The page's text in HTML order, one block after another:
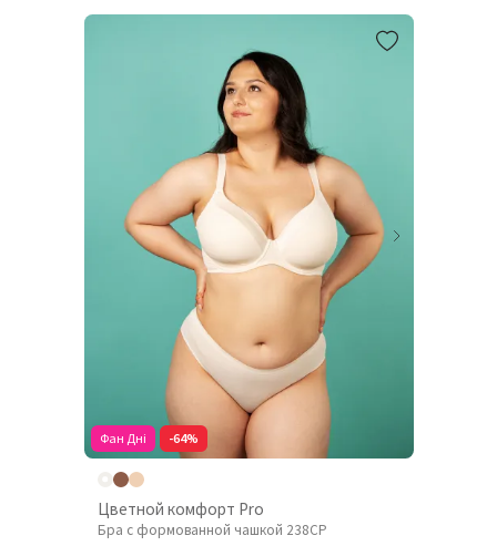
Фан Дні -64%
Цветной комфорт Pro
Бра с формованной чашкой 238CP